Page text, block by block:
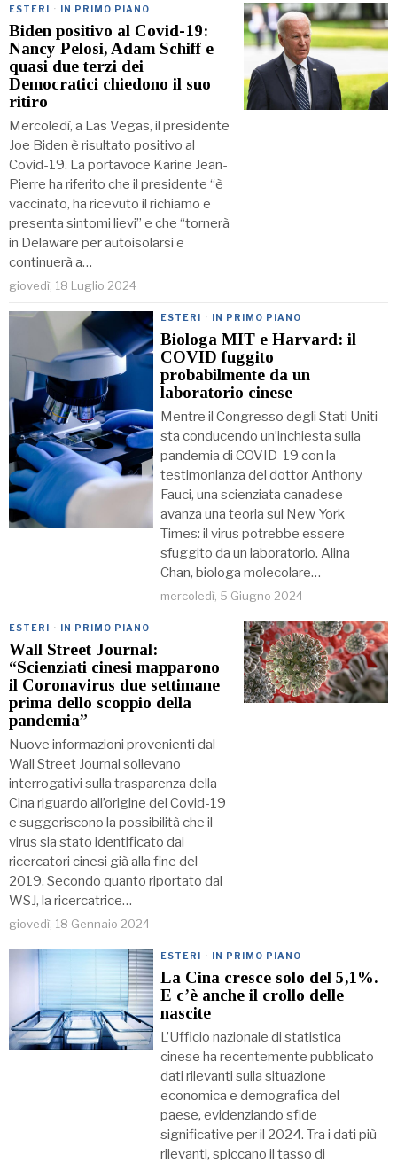
ESTERI · IN PRIMO PIANO
Biden positivo al Covid-19:
Nancy Pelosi, Adam Schiff e
quasi due terzi dei
Democratici chiedono il suo
ritiro
Mercoledì, a Las Vegas, il presidente
Joe Biden è risultato positivo al
Covid-19. La portavoce Karine Jean-
Pierre ha riferito che il presidente “è
vaccinato, ha ricevuto il richiamo e
presenta sintomi lievi” e che “tornerà
in Delaware per autoisolarsi e
continuerà a…
giovedì, 18 Luglio 2024
ESTERI · IN PRIMO PIANO
Biologa MIT e Harvard: il
COVID fuggito
probabilmente da un
laboratorio cinese
Mentre il Congresso degli Stati Uniti
sta conducendo un’inchiesta sulla
pandemia di COVID-19 con la
testimonianza del dottor Anthony
Fauci, una scienziata canadese
avanza una teoria sul New York
Times: il virus potrebbe essere
sfuggito da un laboratorio. Alina
Chan, biologa molecolare…
mercoledì, 5 Giugno 2024
ESTERI · IN PRIMO PIANO
Wall Street Journal:
“Scienziati cinesi mapparono
il Coronavirus due settimane
prima dello scoppio della
pandemia”
Nuove informazioni provenienti dal
Wall Street Journal sollevano
interrogativi sulla trasparenza della
Cina riguardo all’origine del Covid-19
e suggeriscono la possibilità che il
virus sia stato identificato dai
ricercatori cinesi già alla fine del
2019. Secondo quanto riportato dal
WSJ, la ricercatrice…
giovedì, 18 Gennaio 2024
ESTERI · IN PRIMO PIANO
La Cina cresce solo del 5,1%.
E c’è anche il crollo delle
nascite
L’Ufficio nazionale di statistica
cinese ha recentemente pubblicato
dati rilevanti sulla situazione
economica e demografica del
paese, evidenziando sfide
significative per il 2024. Tra i dati più
rilevanti, spiccano il tasso di